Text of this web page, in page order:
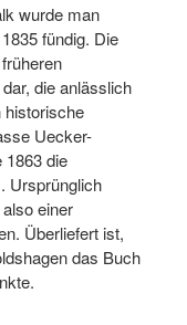
wurde man
fündig. Die
die anlässlich
historische
Uecker-
1863 die
Ursprünglich
einer
Überliefert ist,
das Buch